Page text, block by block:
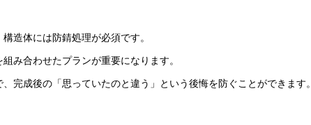
造体には防錆処理が必須です。
み合わせたプランが重要になります。
完成後の「思っていたのと違う」という後悔を防ぐことができます。